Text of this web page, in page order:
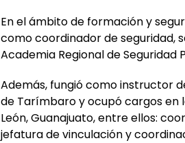
En el ámbito de formación y
como coordinador de
Academia Regional de Seguridad
Además, fungió como instructor
de Tarímbaro y ocupó cargos en
León, Guanajuato, entre ellos:
jefatura de vinculación y